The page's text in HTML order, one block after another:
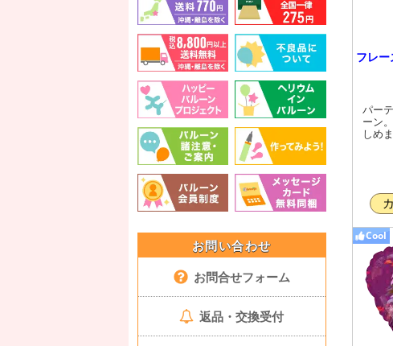
お問い合わせ
お問合せフォーム
返品・交換受付
フレ
パー
ーン
しめま
Cool